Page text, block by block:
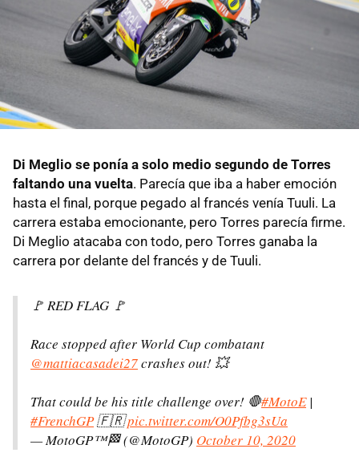
Di Meglio se ponía a solo medio segundo de Torres
faltando una vuelta. Parecía que iba a haber emoción
hasta el final, porque pegado al francés venía Tuuli. La
carrera estaba emocionante, pero Torres parecía firme.
Di Meglio atacaba con todo, pero Torres ganaba la
carrera por delante del francés y de Tuuli.
🚩 RED FLAG 🚩
Race stopped after World Cup combatant
@mattiacasadei27crashes out! 💥
That could be his title challenge over! 🛑#MotoE|
#FrenchGP🇫🇷pic.twitter.com/O0Pfbg3sUa
— MotoGP™🏁 (@MotoGP) October 10, 2020